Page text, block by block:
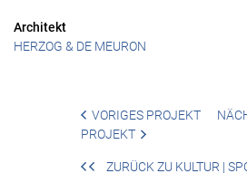
Architekt
HERZOG & DE MEURON
VORIGES PROJEKT
PROJEKT
ZURÜCK ZU KULTUR |